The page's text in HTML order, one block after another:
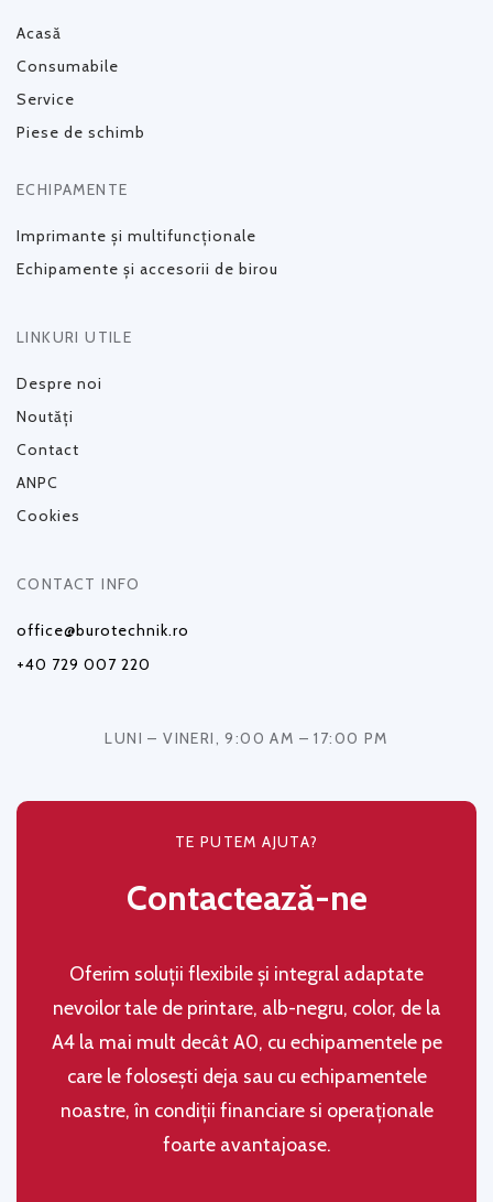
Acasă
Consumabile
Service
Piese de schimb
ECHIPAMENTE
Imprimante și multifuncționale
Echipamente și accesorii de birou
LINKURI UTILE
Despre noi
Noutăți
Contact
ANPC
Cookies
CONTACT INFO
office@burotechnik.ro
+40 729 007 220
LUNI – VINERI, 9:00 AM – 17:00 PM
TE PUTEM AJUTA?
Contactează-ne
Oferim soluţii flexibile şi integral adaptate
nevoilor tale de printare, alb-negru, color, de la
A4 la mai mult decât A0, cu echipamentele pe
care le folosești deja sau cu echipamentele
noastre, în condiţii financiare si operaţionale
foarte avantajoase.